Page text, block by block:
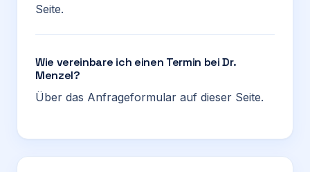
Seite.
Wie vereinbare ich einen Termin bei Dr.
Menzel?
Über das Anfrageformular auf dieser Seite.